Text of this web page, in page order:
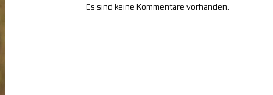
Es sind keine Kommentare vorhanden.